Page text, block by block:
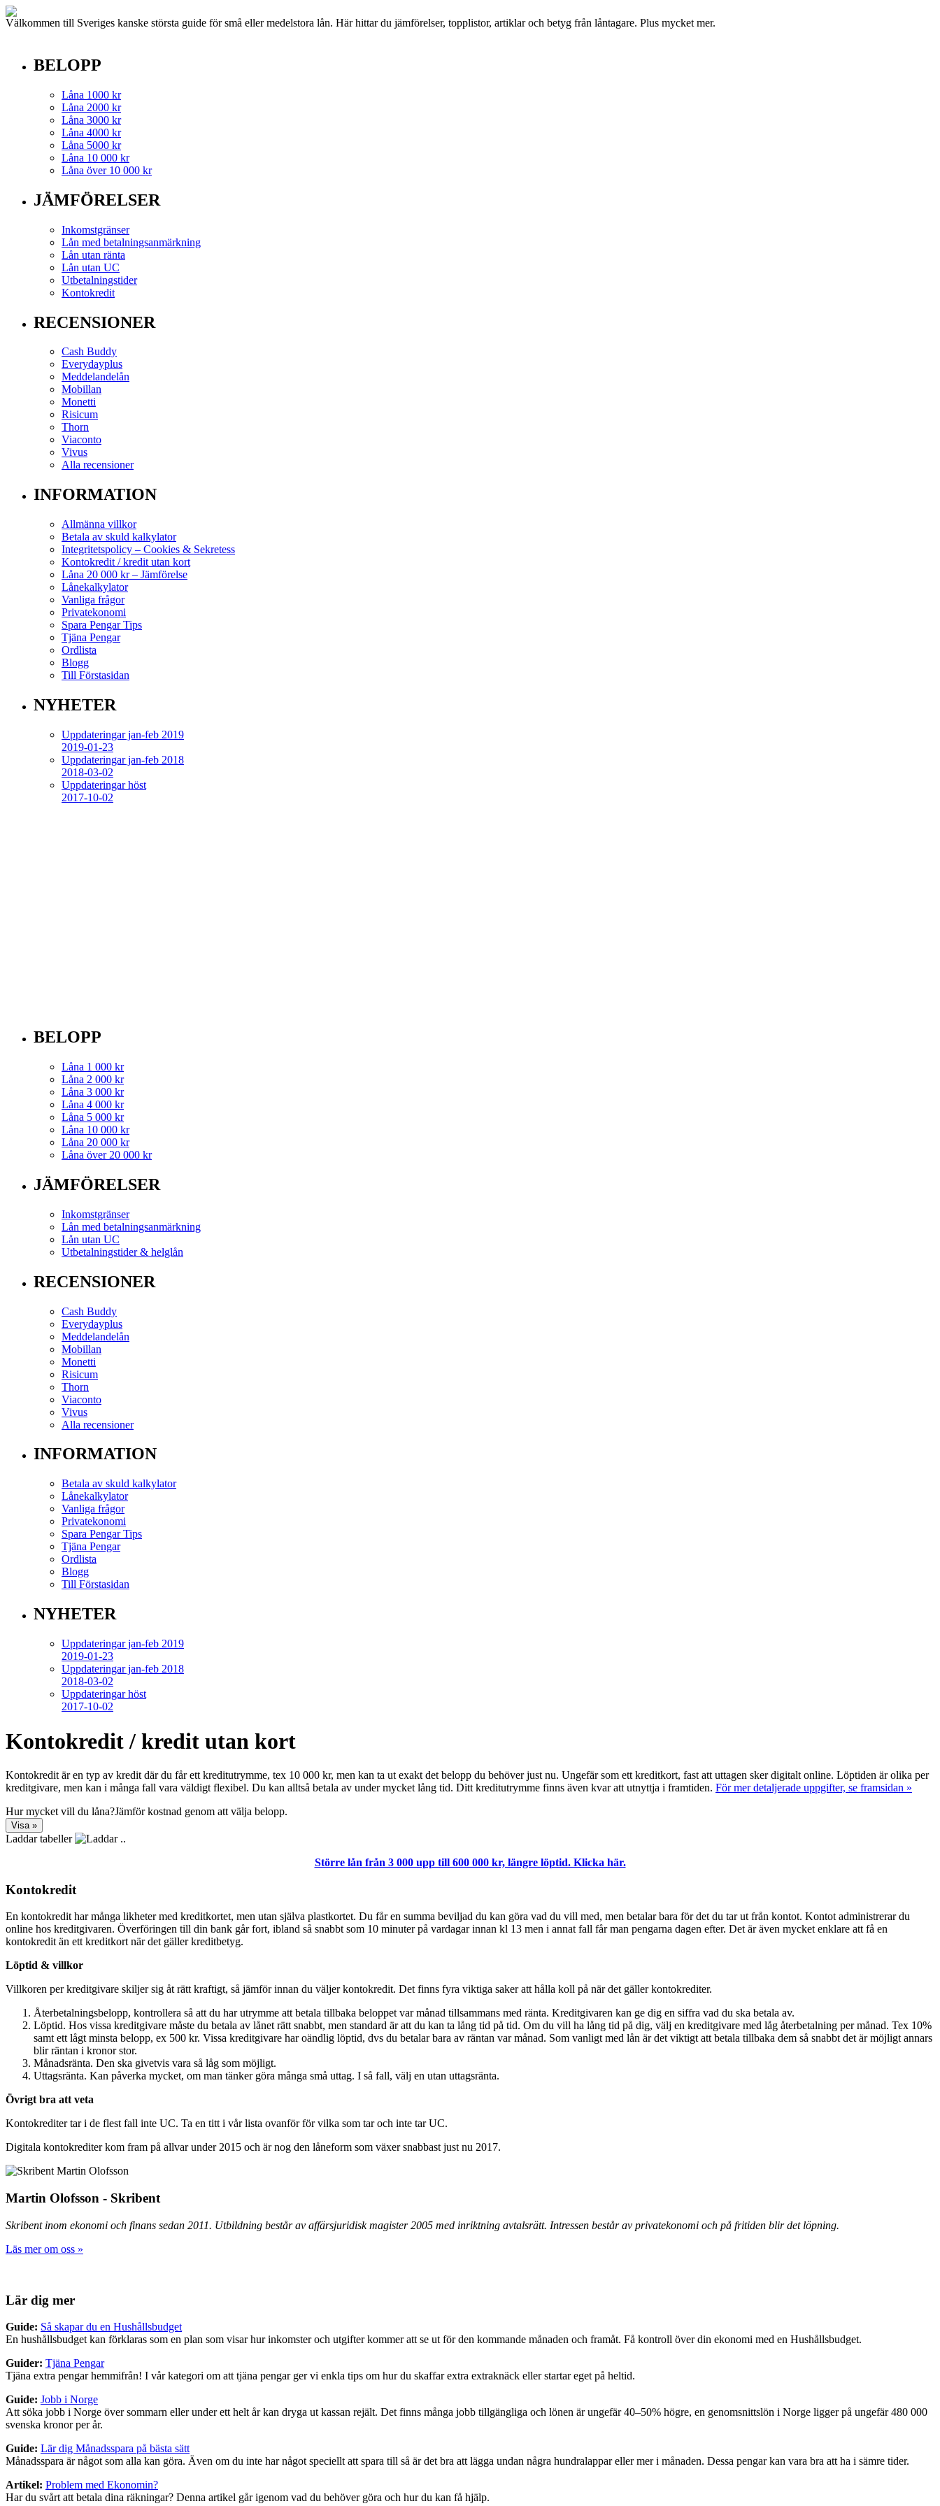
Välkommen till Sveriges kanske största guide för små eller medelstora lån. Här hittar du jämförelser, topplistor, artiklar och betyg från låntagare. Plus mycket mer.
BELOPP
Låna 1000 kr
Låna 2000 kr
Låna 3000 kr
Låna 4000 kr
Låna 5000 kr
Låna 10 000 kr
Låna över 10 000 kr
JÄMFÖRELSER
Inkomstgränser
Lån med betalningsanmärkning
Lån utan ränta
Lån utan UC
Utbetalningstider
Kontokredit
RECENSIONER
Cash Buddy
Everydayplus
Meddelandelån
Mobillan
Monetti
Risicum
Thorn
Viaconto
Vivus
Alla recensioner
INFORMATION
Allmänna villkor
Betala av skuld kalkylator
Integritetspolicy – Cookies & Sekretess
Kontokredit / kredit utan kort
Låna 20 000 kr – Jämförelse
Lånekalkylator
Vanliga frågor
Privatekonomi
Spara Pengar Tips
Tjäna Pengar
Ordlista
Blogg
Till Förstasidan
NYHETER
Uppdateringar jan-feb 2019
2019-01-23
Uppdateringar jan-feb 2018
2018-03-02
Uppdateringar höst
2017-10-02
BELOPP
Låna 1 000 kr
Låna 2 000 kr
Låna 3 000 kr
Låna 4 000 kr
Låna 5 000 kr
Låna 10 000 kr
Låna 20 000 kr
Låna över 20 000 kr
JÄMFÖRELSER
Inkomstgränser
Lån med betalningsanmärkning
Lån utan UC
Utbetalningstider & helglån
RECENSIONER
Cash Buddy
Everydayplus
Meddelandelån
Mobillan
Monetti
Risicum
Thorn
Viaconto
Vivus
Alla recensioner
INFORMATION
Betala av skuld kalkylator
Lånekalkylator
Vanliga frågor
Privatekonomi
Spara Pengar Tips
Tjäna Pengar
Ordlista
Blogg
Till Förstasidan
NYHETER
Uppdateringar jan-feb 2019
2019-01-23
Uppdateringar jan-feb 2018
2018-03-02
Uppdateringar höst
2017-10-02
Kontokredit / kredit utan kort
Kontokredit är en typ av kredit där du får ett kreditutrymme, tex 10 000 kr, men kan ta ut exakt det belopp du behöver just nu. Ungefär som ett kreditkort, fast att uttagen sker digitalt online. Löptiden är olika per
kreditgivare, men kan i många fall vara väldigt flexibel. Du kan alltså betala av under mycket lång tid. Ditt kreditutrymme finns även kvar att utnyttja i framtiden. För mer detaljerade uppgifter, se framsidan »
Hur mycket vill du låna?Jämför kostnad genom att välja belopp.
Laddar tabeller
Större lån från 3 000 upp till 600 000 kr, längre löptid. Klicka här.
Kontokredit
En kontokredit har många likheter med kreditkortet, men utan själva plastkortet. Du får en summa beviljad du kan göra vad du vill med, men betalar bara för det du tar ut från kontot. Kontot administrerar du
online hos kreditgivaren. Överföringen till din bank går fort, ibland så snabbt som 10 minuter på vardagar innan kl 13 men i annat fall får man pengarna dagen efter. Det är även mycket enklare att få en
kontokredit än ett kreditkort när det gäller kreditbetyg.
Löptid & villkor
Villkoren per kreditgivare skiljer sig åt rätt kraftigt, så jämför innan du väljer kontokredit. Det finns fyra viktiga saker att hålla koll på när det gäller kontokrediter.
Återbetalningsbelopp, kontrollera så att du har utrymme att betala tillbaka beloppet var månad tillsammans med ränta. Kreditgivaren kan ge dig en siffra vad du ska betala av.
Löptid. Hos vissa kreditgivare måste du betala av lånet rätt snabbt, men standard är att du kan ta lång tid på tid. Om du vill ha lång tid på dig, välj en kreditgivare med låg återbetalning per månad. Tex 10%
samt ett lågt minsta belopp, ex 500 kr. Vissa kreditgivare har oändlig löptid, dvs du betalar bara av räntan var månad. Som vanligt med lån är det viktigt att betala tillbaka dem så snabbt det är möjligt annars
blir räntan i kronor stor.
Månadsränta. Den ska givetvis vara så låg som möjligt.
Uttagsränta. Kan påverka mycket, om man tänker göra många små uttag. I så fall, välj en utan uttagsränta.
Övrigt bra att veta
Kontokrediter tar i de flest fall inte UC. Ta en titt i vår lista ovanför för vilka som tar och inte tar UC.
Digitala kontokrediter kom fram på allvar under 2015 och är nog den låneform som växer snabbast just nu 2017.
Martin Olofsson - Skribent
Skribent inom ekonomi och finans sedan 2011. Utbildning består av affärsjuridisk magister 2005 med inriktning avtalsrätt. Intressen består av privatekonomi och på fritiden blir det löpning.
Läs mer om oss »
Lär dig mer
Guide: Så skapar du en Hushållsbudget
En hushållsbudget kan förklaras som en plan som visar hur inkomster och utgifter kommer att se ut för den kommande månaden och framåt. Få kontroll över din ekonomi med en Hushållsbudget.
Guider: Tjäna Pengar
Tjäna extra pengar hemmifrån! I vår kategori om att tjäna pengar ger vi enkla tips om hur du skaffar extra extraknäck eller startar eget på heltid.
Guide: Jobb i Norge
Att söka jobb i Norge över sommarn eller under ett helt år kan dryga ut kassan rejält. Det finns många jobb tillgängliga och lönen är ungefär 40–50% högre, en genomsnittslön i Norge ligger på ungefär 480 000
svenska kronor per år.
Guide: Lär dig Månadsspara på bästa sätt
Månadsspara är något som alla kan göra. Även om du inte har något speciellt att spara till så är det bra att lägga undan några hundralappar eller mer i månaden. Dessa pengar kan vara bra att ha i sämre tider.
Artikel: Problem med Ekonomin?
Har du svårt att betala dina räkningar? Denna artikel går igenom vad du behöver göra och hur du kan få hjälp.